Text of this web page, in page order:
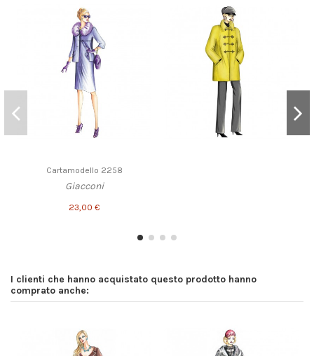
Cartamodello 2258
Giacconi
23,00 €
I clienti che hanno acquistato questo prodotto hanno
comprato anche: